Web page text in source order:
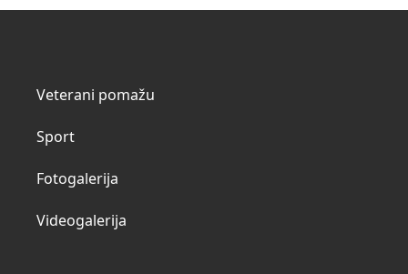
Veterani pomažu
Sport
Fotogalerija
Videogalerija